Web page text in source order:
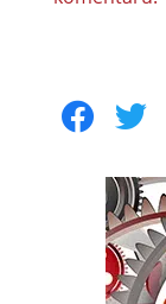
facebook